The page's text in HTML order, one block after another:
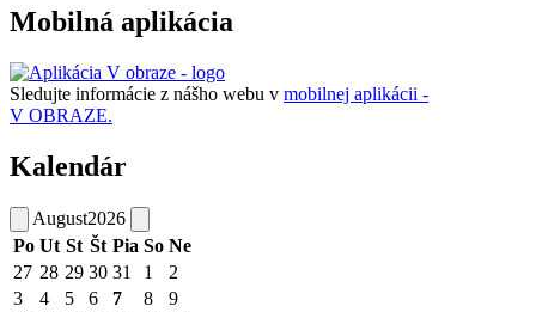
Mobilná aplikácia
Sledujte informácie z nášho webu v mobilnej aplikácii -
V OBRAZE.
Kalendár
August2026
Po Ut St Št Pia So Ne
27 28 29 30 31 1
2
3
4 5 6 7 8
9